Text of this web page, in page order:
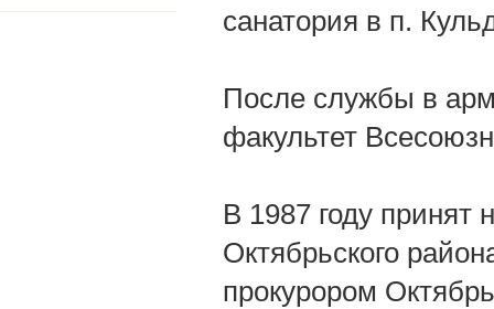
санатория в п.
После службы в
факультет
В 1987 году принят
Октябрьского
прокурором